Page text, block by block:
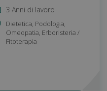
3 Anni di lavoro
Dietetica, Podologia,
Omeopatia, Erboristeria /
Fitoterapia